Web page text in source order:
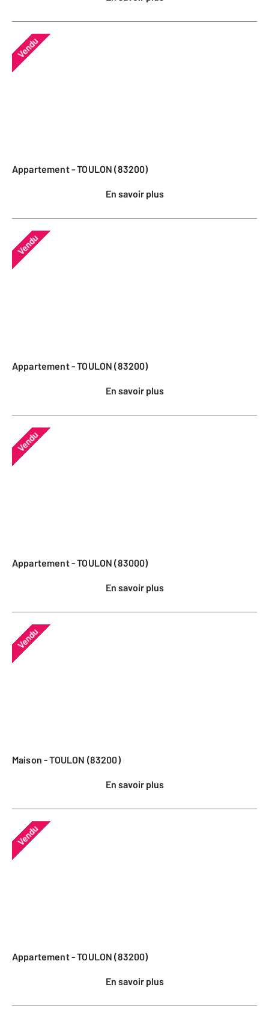
Vendu
Appartement - TOULON (83200)
En savoir plus
Vendu
Appartement - TOULON (83200)
En savoir plus
Vendu
Appartement - TOULON (83000)
En savoir plus
Vendu
Maison - TOULON (83200)
En savoir plus
Vendu
Appartement - TOULON (83200)
En savoir plus